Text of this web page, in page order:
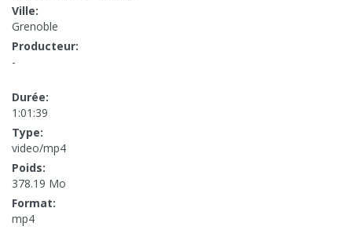
Ville:
Grenoble
Producteur:
-
Durée:
1:01:39
Type:
video/mp4
Poids:
378.19 Mo
Format:
mp4